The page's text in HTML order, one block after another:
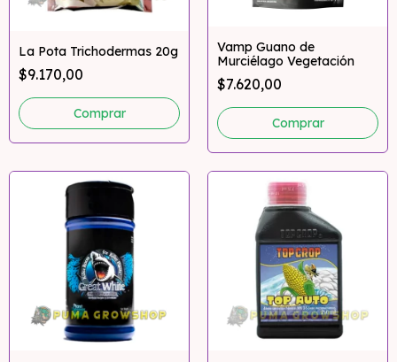
La Pota Trichodermas 20g
$9.170,00
Vamp Guano de
Murciélago Vegetación
$7.620,00